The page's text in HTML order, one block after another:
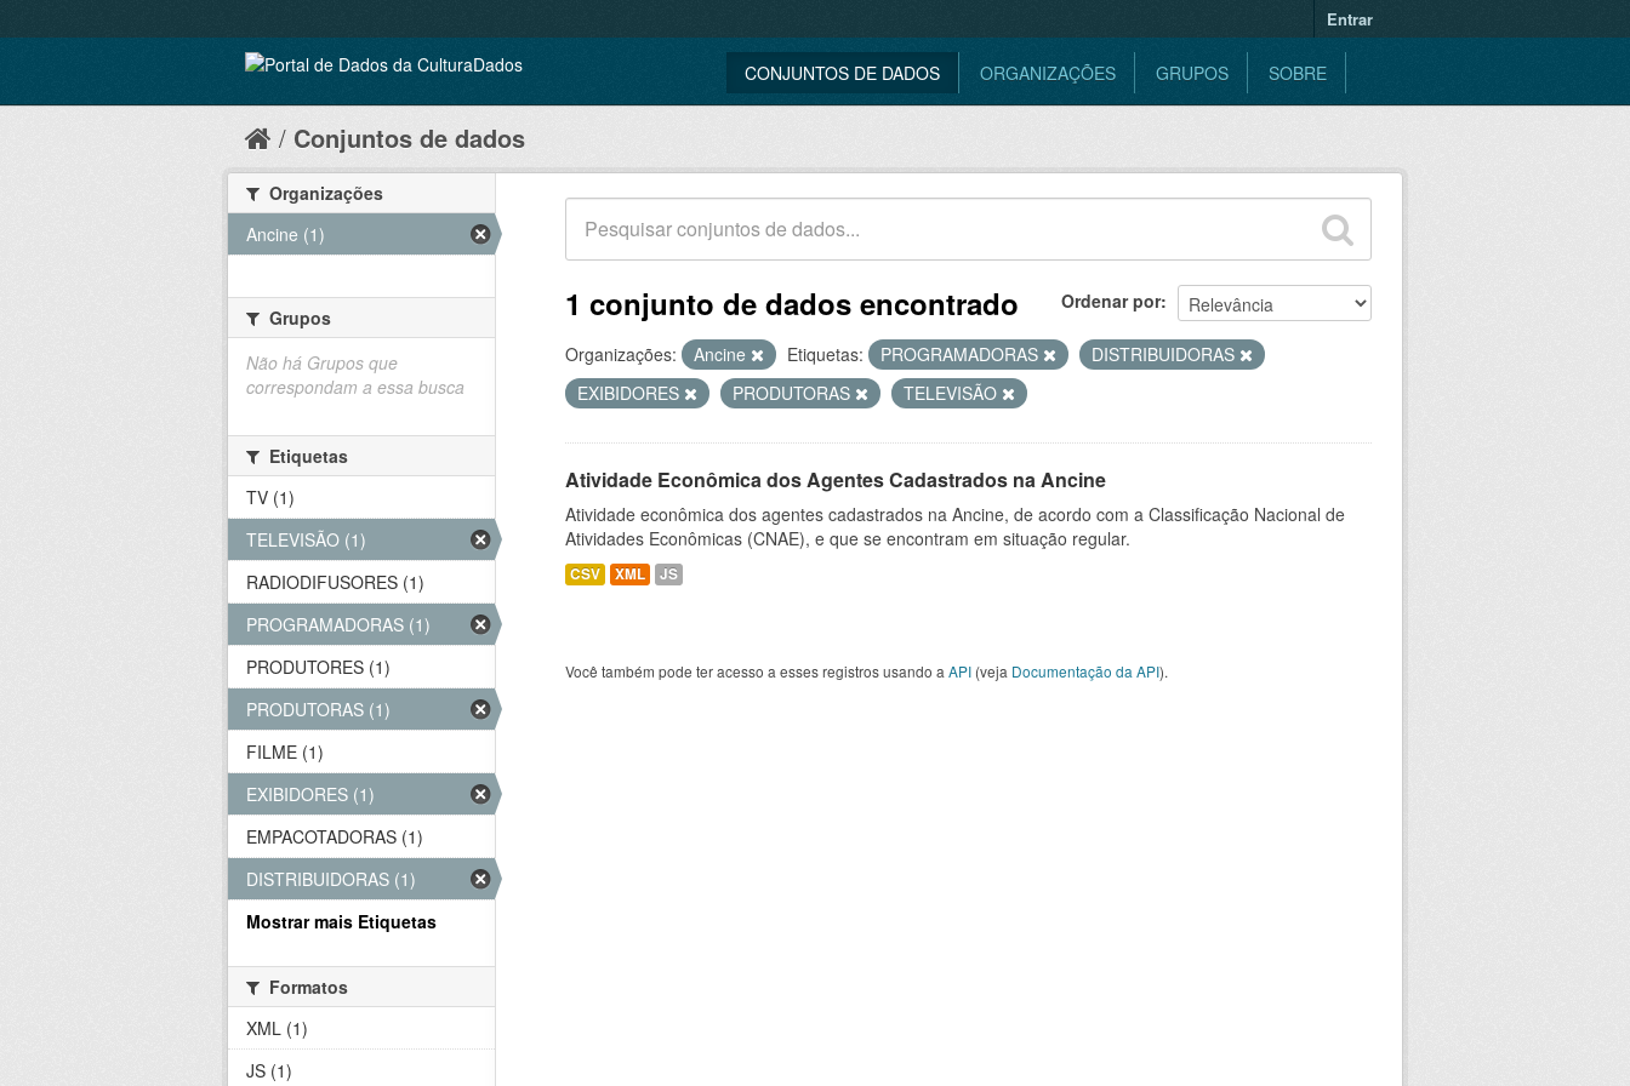
Entrar
CONJUNTOS DE DADOS ORGANIZAÇÕES GRUPOS SOBRE
Conjuntos de dados
Ordenar por
1 conjunto de dados encontrado
Organizações: Ancine Etiquetas: PROGRAMADORAS
DISTRIBUIDORAS
EXIBIDORES
PRODUTORAS TELEVISÃO
Atividade Econômica dos Agentes Cadastrados na Ancine
Atividade econômica dos agentes cadastrados na Ancine, de acordo com a Classificação Nacional de
Atividades Econômicas (CNAE), e que se encontram em situação regular.
CSV XML JS
Você também pode ter acesso a esses registros usando a API (veja Documentação da API).
Organizações
Ancine (1)
Grupos
Não há Grupos que
correspondam a essa busca
Etiquetas
TV (1)
TELEVISÃO (1)
RADIODIFUSORES (1)
PROGRAMADORAS (1)
PRODUTORES (1)
PRODUTORAS (1)
FILME (1)
EXIBIDORES (1)
EMPACOTADORAS (1)
DISTRIBUIDORAS (1)
Mostrar mais Etiquetas
Formatos
XML (1)
JS (1)